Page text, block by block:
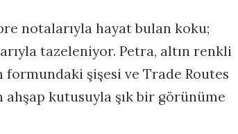
notalarıyla hayat bulan koku;
tazeleniyor. Petra, altın renkli
formundaki şişesi ve Trade Routes
kutusuyla şık bir görünüme